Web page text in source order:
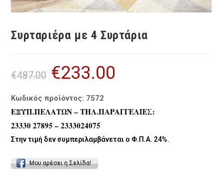
Συρταριέρα με 4 Συρτάρια
€487.00
Original
price
was:
€233.00
Κωδικός προϊόντος: 7572
ΕΞΥΠ.ΠΕΛΑΤΩΝ – ΤΗΛ.ΠΑΡΑΓΓΕΛΙΕΣ:
23330 27895 – 2333024075
Στην τιμή δεν συμπεριλαμβάνεται ο Φ.Π.Α. 24%.
Μου αρέσει η Σελίδα!